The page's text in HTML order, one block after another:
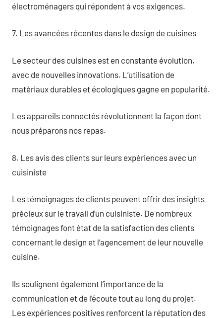
électroménagers qui répondent à vos exigences.
7. Les avancées récentes dans le design de cuisines
Le secteur des cuisines est en constante évolution,
avec de nouvelles innovations. L’utilisation de
matériaux durables et écologiques gagne en popularité.
Les appareils connectés révolutionnent la façon dont
nous préparons nos repas.
8. Les avis des clients sur leurs expériences avec un
cuisiniste
Les témoignages de clients peuvent offrir des insights
précieux sur le travail d’un cuisiniste. De nombreux
témoignages font état de la satisfaction des clients
concernant le design et l’agencement de leur nouvelle
cuisine.
Ils soulignent également l’importance de la
communication et de l’écoute tout au long du projet.
Les expériences positives renforcent la réputation des